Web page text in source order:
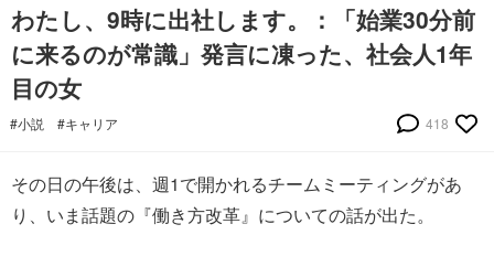
わたし、9時に出社します。：「始業30分前
に来るのが常識」発言に凍った、社会人1年
目の女
#小説 #キャリア 418
その日の午後は、週1で開かれるチームミーティングがあ
り、いま話題の『働き方改革』についての話が出た。